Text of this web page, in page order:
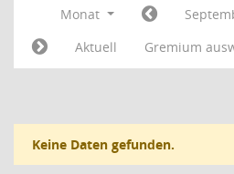
Monat
Aktuell
Gremium
Keine Daten gefunden.